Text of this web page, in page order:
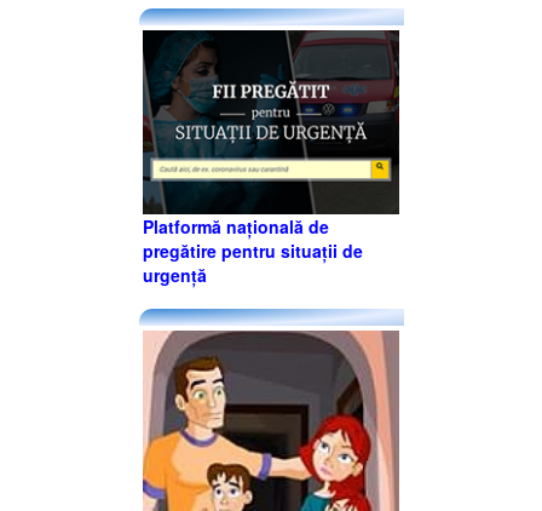
Platformă națională de
pregătire pentru situații de
urgență